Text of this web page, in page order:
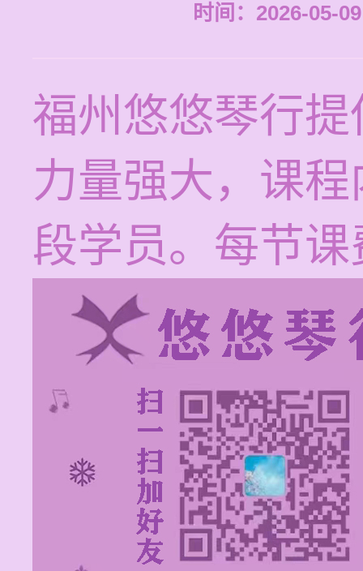
时间：2026-05-
福州悠悠琴行
力量强大，课
段学员。每节